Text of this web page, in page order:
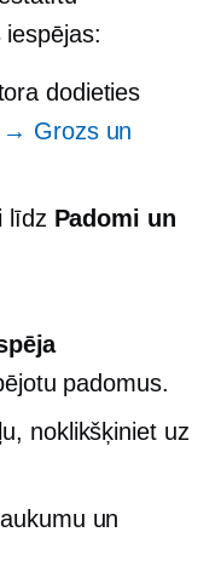
dodieties
Grozs un
līdz Padomi un
padomus.
noklikšķiniet uz
un